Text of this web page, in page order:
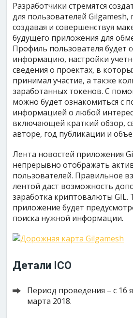
Разработчики стремятся
для пользователей Gilgamesh,
создавая и совершенствуя
будущего приложения для
Профиль пользователя будет
информацию, настройки
сведения о проектах, в
принимал участие, а также
заработанных токенов. С
можно будет ознакомиться с
информацией о любой
включающей краткий обзор,
авторе, год публикации и
Лента новостей приложения
непрерывно отображать
пользователей. Правильное
лентой даст возможность
заработка криптовалюты GIL.
приложение будет
поиска нужной информации.
Детали ICO
Период проведения – с 16
марта 2018.